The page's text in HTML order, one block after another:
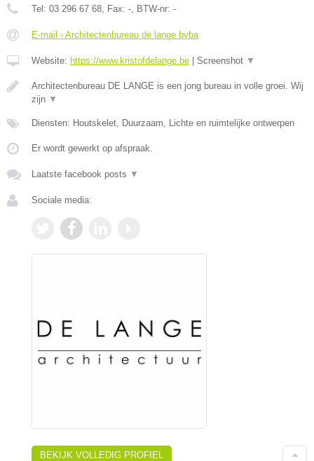
Tel: 03 296 67 68 , Fax: - , BTW-nr: -
E-mail › Architectenbureau de lange bvba
Website: https://www.kristofdelange.be Screenshot ▼
Architectenbureau DE LANGE is een jong bureau in volle groei. Wij
zijn ▼
Diensten: Houtskelet, Duurzaam, Lichte en ruimtelijke ontwerpen
Er wordt gewerkt op afspraak.
Laatste facebook posts ▼
Sociale media:
BEKIJK VOLLEDIG PROFIEL